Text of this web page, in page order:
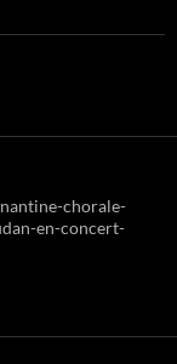
chorale-
en-concert-